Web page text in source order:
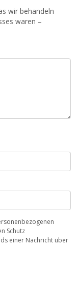
wir behandeln
waren –
Schutz
einer Nachricht über